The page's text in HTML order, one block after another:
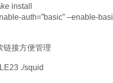
install
auth=”basic” –enable-
链接方便管理
./squid